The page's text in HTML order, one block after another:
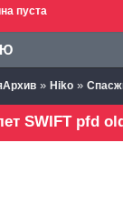
пуста
» Hiko »
SWIFT pfd